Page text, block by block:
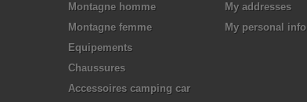
Montagne homme
Montagne femme
Equipements
Chaussures
Accessoires camping car
My addresses
My personal info